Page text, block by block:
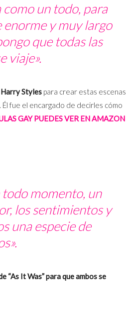
un todo, para
enorme y muy largo
que todas las
viaje».
Styles para crear estas escenas
. Él fue el encargado de decirles cómo
GAY PUEDES VER EN AMAZON
momento, un
los sentimientos y
una especie de
It Was” para que ambos se